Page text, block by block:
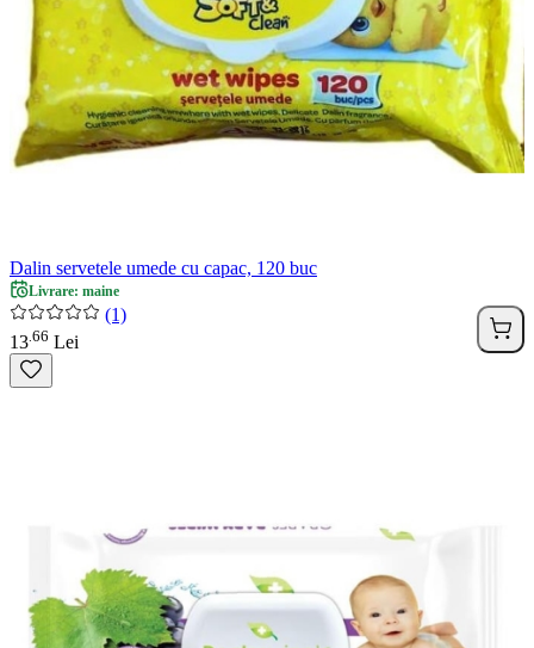
Dalin servetele umede cu capac, 120 buc
Livrare: maine
(1)
13 66 Lei